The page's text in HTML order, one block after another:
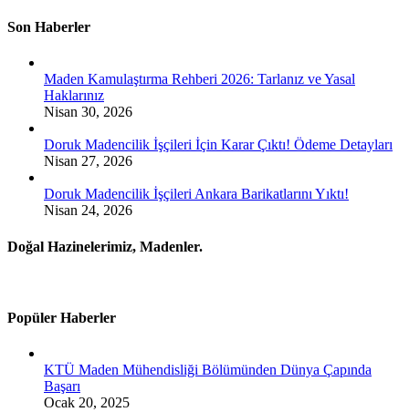
Son Haberler
Maden Kamulaştırma Rehberi 2026: Tarlanız ve Yasal
Haklarınız
Nisan 30, 2026
Doruk Madencilik İşçileri İçin Karar Çıktı! Ödeme Detayları
Nisan 27, 2026
Doruk Madencilik İşçileri Ankara Barikatlarını Yıktı!
Nisan 24, 2026
Doğal Hazinelerimiz, Madenler.
Popüler Haberler
KTÜ Maden Mühendisliği Bölümünden Dünya Çapında
Başarı
Ocak 20, 2025